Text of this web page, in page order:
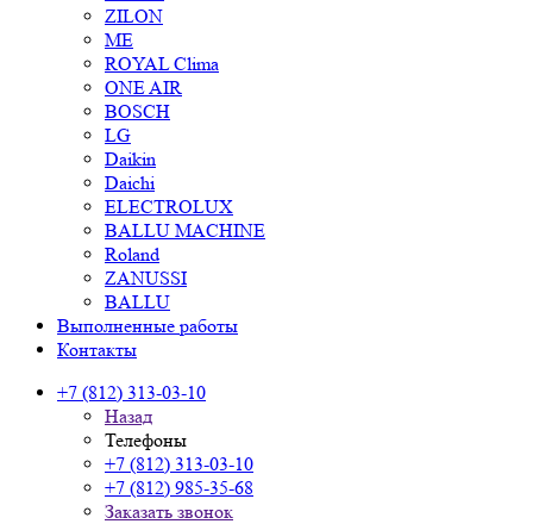
ZILON
ME
ROYAL Clima
ONE AIR
BOSCH
LG
Daikin
Daichi
ELECTROLUX
BALLU MACHINE
Roland
ZANUSSI
BALLU
Выполненные работы
Контакты
+7 (812) 313-03-10
Назад
Телефоны
+7 (812) 313-03-10
+7 (812) 985-35-68
Заказать звонок